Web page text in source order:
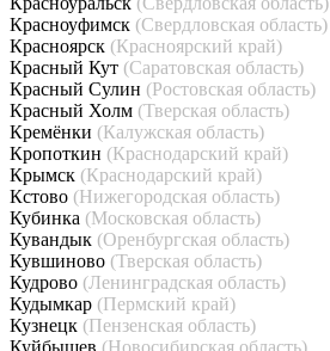
Красноуфимск (Свердловская область)
Красноярск (Красноярский край)
Красный Кут (Саратовская область)
Красный Сулин (Ростовская область)
Красный Холм (Тверская область)
Кремёнки (Калужская область)
Кропоткин (Краснодарский край)
Крымск (Краснодарский край)
Кстово (Нижегородская область)
Кубинка (Московская область)
Кувандык (Оренбургская область)
Кувшиново (Тверская область)
Кудрово (Ленинградская область)
Кудымкар (Пермский край)
Кузнецк (Пензенская область)